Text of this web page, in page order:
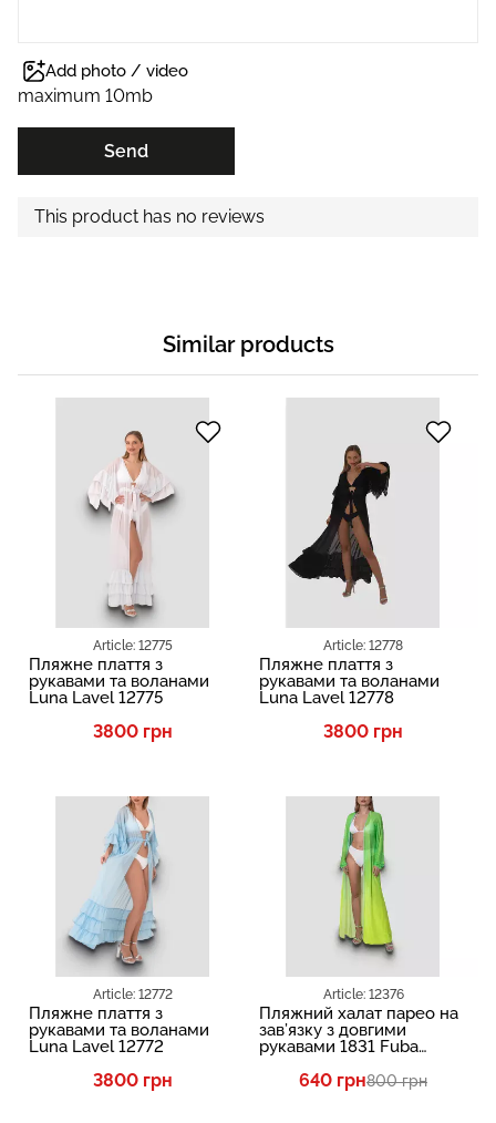
Add photo / video
maximum 10mb
Send
This product has no reviews
Similar products
Article: 12775
Пляжне плаття з
рукавами та воланами
Luna Lavel 12775
3800 грн
Article: 12772
Пляжне плаття з
рукавами та воланами
Luna Lavel 12772
3800 грн
Article: 12778
Пляжне плаття з
рукавами та воланами
Luna Lavel 12778
3800 грн
Article: 12376
Пляжний халат парео на
зав’язку з довгими
рукавами 1831 Fuba
640 грн800 грн